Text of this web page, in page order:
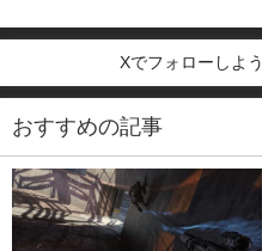
Xでフォローしよう
おすすめの記事